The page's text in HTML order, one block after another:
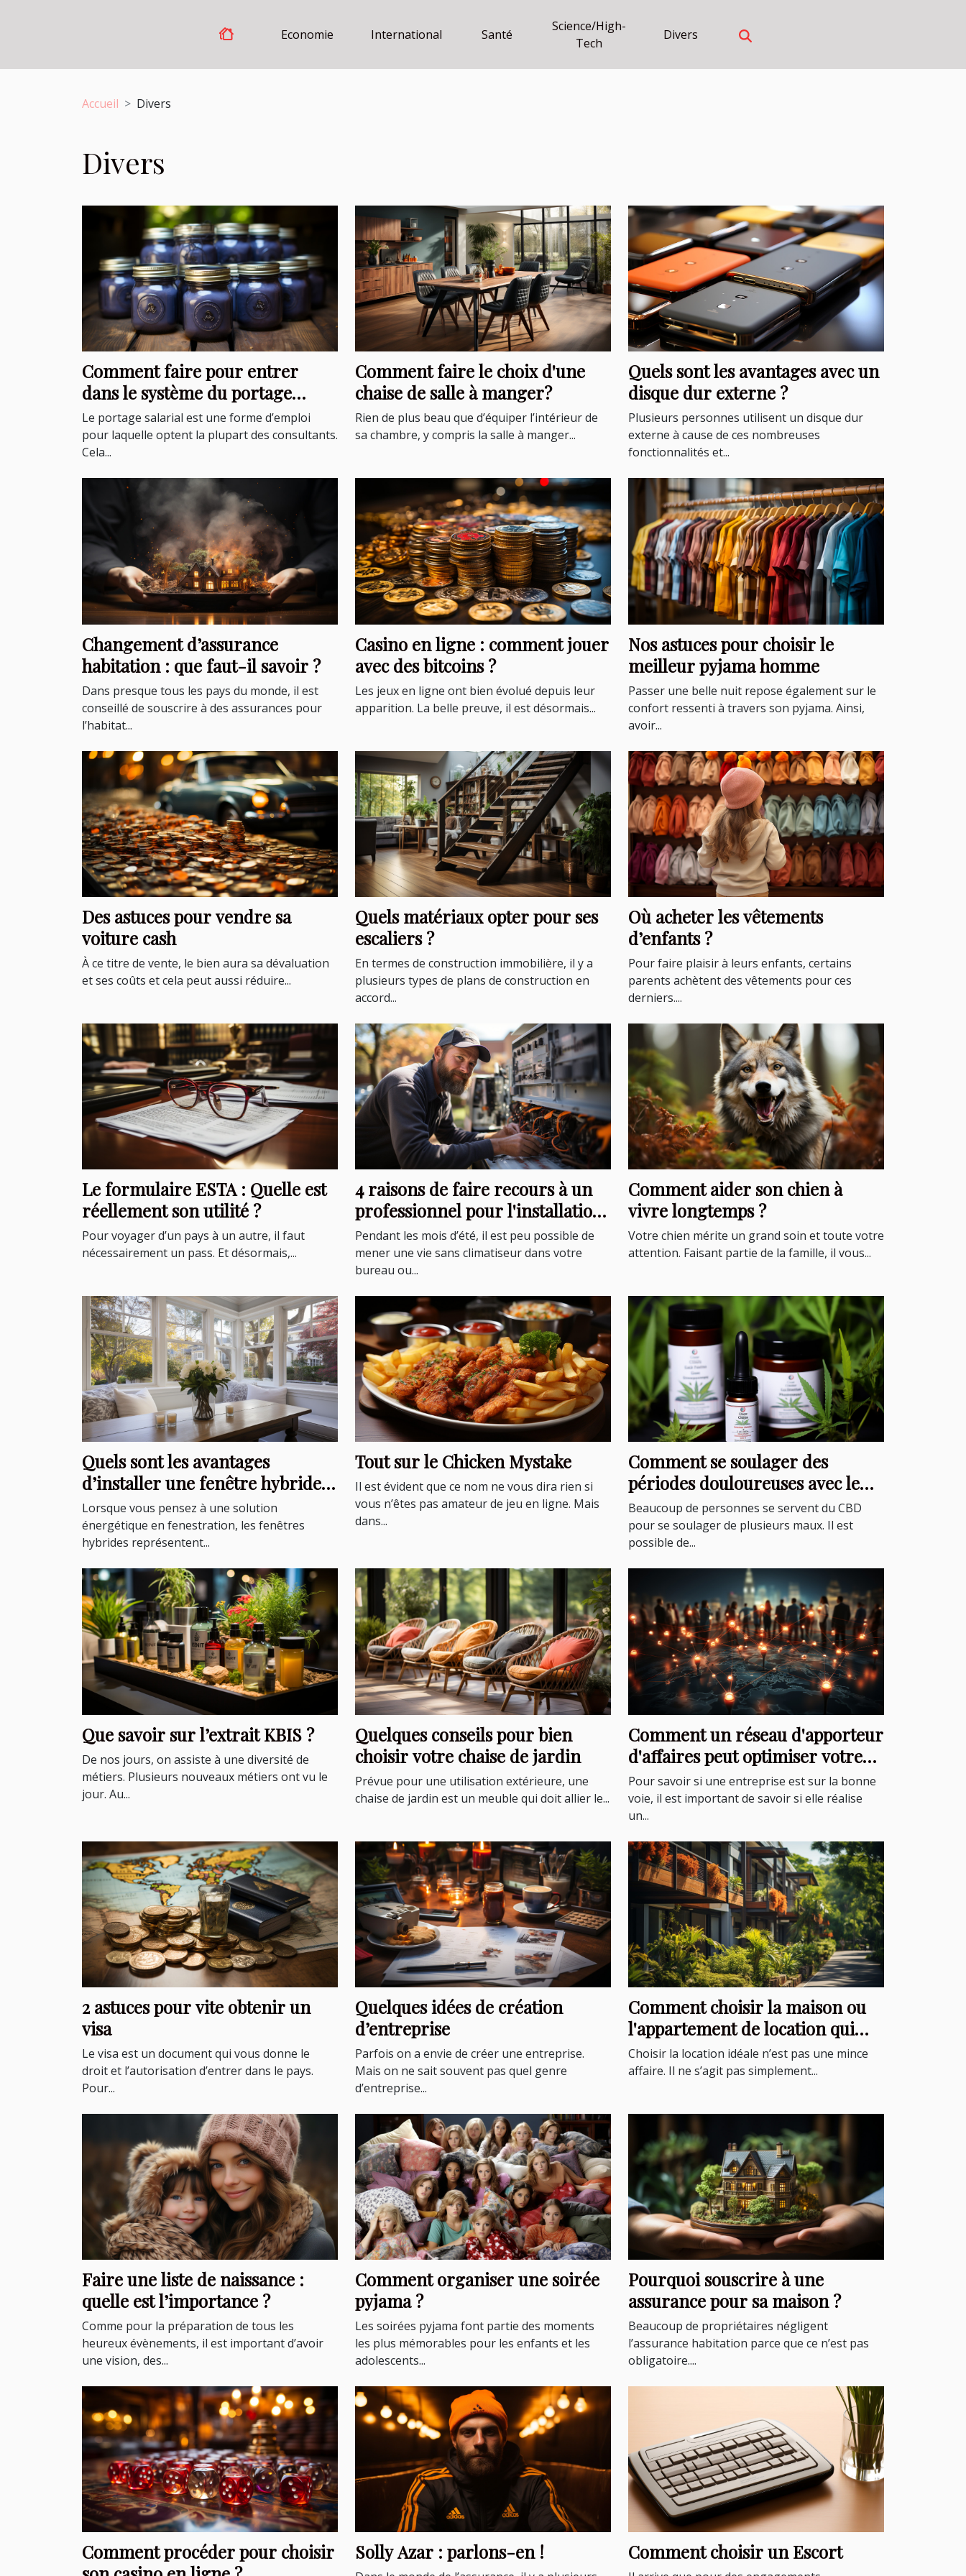
Economie International Santé
Science/High-
Tech
Divers
Accueil Divers
Divers
Comment faire pour entrer
dans le système du portage
salarial ?
Le portage salarial est une forme d’emploi
pour laquelle optent la plupart des consultants.
Cela...
Comment faire le choix d'une
chaise de salle à manger?
Rien de plus beau que d’équiper l’intérieur de
sa chambre, y compris la salle à manger...
Quels sont les avantages avec un
disque dur externe ?
Plusieurs personnes utilisent un disque dur
externe à cause de ces nombreuses
fonctionnalités et...
Changement d’assurance
habitation : que faut-il savoir ?
Dans presque tous les pays du monde, il est
conseillé de souscrire à des assurances pour
l’habitat...
Casino en ligne : comment jouer
avec des bitcoins ?
Les jeux en ligne ont bien évolué depuis leur
apparition. La belle preuve, il est désormais...
Nos astuces pour choisir le
meilleur pyjama homme
Passer une belle nuit repose également sur le
confort ressenti à travers son pyjama. Ainsi,
avoir...
Des astuces pour vendre sa
voiture cash
À ce titre de vente, le bien aura sa dévaluation
et ses coûts et cela peut aussi réduire...
Quels matériaux opter pour ses
escaliers ?
En termes de construction immobilière, il y a
plusieurs types de plans de construction en
accord...
Où acheter les vêtements
d’enfants ?
Pour faire plaisir à leurs enfants, certains
parents achètent des vêtements pour ces
derniers....
Le formulaire ESTA : Quelle est
réellement son utilité ?
Pour voyager d’un pays à un autre, il faut
nécessairement un pass. Et désormais,...
4 raisons de faire recours à un
professionnel pour l'installation
d'un climatiseur
Pendant les mois d’été, il est peu possible de
mener une vie sans climatiseur dans votre
bureau ou...
Comment aider son chien à
vivre longtemps ?
Votre chien mérite un grand soin et toute votre
attention. Faisant partie de la famille, il vous...
Quels sont les avantages
d’installer une fenêtre hybride
dans votre habitat ?
Lorsque vous pensez à une solution
énergétique en fenestration, les fenêtres
hybrides représentent...
Tout sur le Chicken Mystake
Il est évident que ce nom ne vous dira rien si
vous n’êtes pas amateur de jeu en ligne. Mais
dans...
Comment se soulager des
périodes douloureuses avec le
CBD ?
Beaucoup de personnes se servent du CBD
pour se soulager de plusieurs maux. Il est
possible de...
Que savoir sur l’extrait KBIS ?
De nos jours, on assiste à une diversité de
métiers. Plusieurs nouveaux métiers ont vu le
jour. Au...
Quelques conseils pour bien
choisir votre chaise de jardin
Prévue pour une utilisation extérieure, une
chaise de jardin est un meuble qui doit allier le...
Comment un réseau d'apporteur
d'affaires peut optimiser votre
entreprise?
Pour savoir si une entreprise est sur la bonne
voie, il est important de savoir si elle réalise
un...
2 astuces pour vite obtenir un
visa
Le visa est un document qui vous donne le
droit et l’autorisation d’entrer dans le pays.
Pour...
Quelques idées de création
d’entreprise
Parfois on a envie de créer une entreprise.
Mais on ne sait souvent pas quel genre
d’entreprise...
Comment choisir la maison ou
l'appartement de location qui
vous convient ?
Choisir la location idéale n’est pas une mince
affaire. Il ne s’agit pas simplement...
Faire une liste de naissance :
quelle est l’importance ?
Comme pour la préparation de tous les
heureux évènements, il est important d’avoir
une vision, des...
Comment organiser une soirée
pyjama ?
Les soirées pyjama font partie des moments
les plus mémorables pour les enfants et les
adolescents...
Pourquoi souscrire à une
assurance pour sa maison ?
Beaucoup de propriétaires négligent
l’assurance habitation parce que ce n’est pas
obligatoire....
Comment procéder pour choisir
Solly Azar : parlons-en ! Comment choisir un Escort